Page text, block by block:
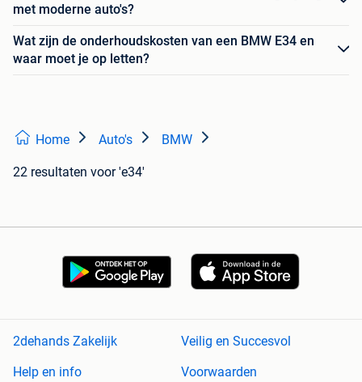
met moderne auto's?
Wat zijn de onderhoudskosten van een BMW E34 en
waar moet je op letten?
Home Auto's BMW
22 resultaten voor 'e34'
2dehands Zakelijk
Veilig en Succesvol
Help en info
Voorwaarden